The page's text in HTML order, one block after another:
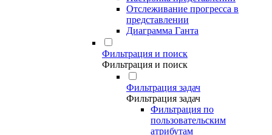
Отслеживание прогресса в
представлении
Диаграмма Ганта
Фильтрация и поиск
Фильтрация и поиск
Фильтрация задач
Фильтрация задач
Фильтрация по
пользовательским
атрибутам